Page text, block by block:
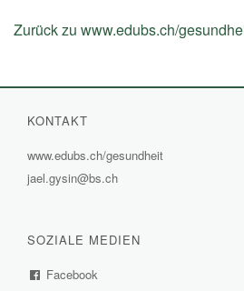
Zurück zu www.edubs.ch/
KONTAKT
www.edubs.ch/gesundheit
jael.gysin@bs.ch
SOZIALE MEDIEN
Facebook